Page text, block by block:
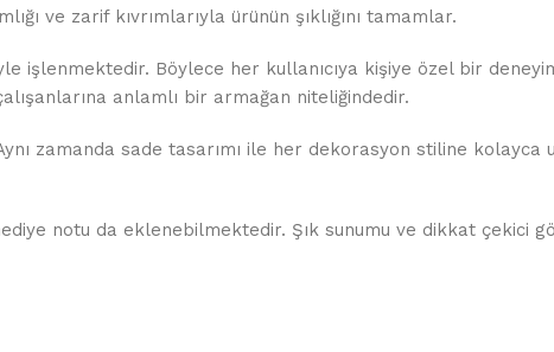
ve zarif kıvrımlarıyla ürünün şıklığını tamamlar.
işlenmektedir. Böylece her kullanıcıya kişiye özel bir
anlamlı bir armağan niteliğindedir.
zamanda sade tasarımı ile her dekorasyon stiline kolayca
notu da eklenebilmektedir. Şık sunumu ve dikkat çekici